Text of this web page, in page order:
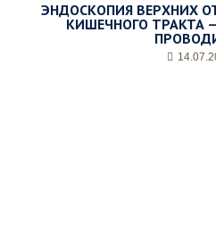
ЭНДОСКОПИЯ ВЕРХНИХ
КИШЕЧНОГО ТРАКТА